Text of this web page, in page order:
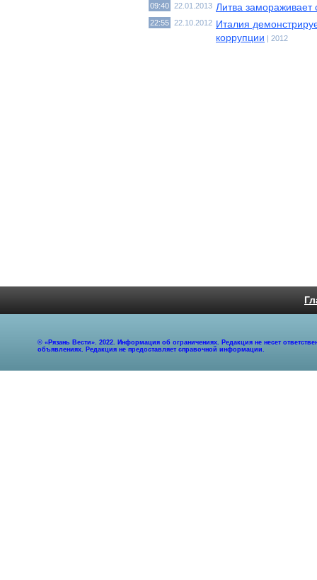
09:40 22.01.2013 Литва замораживает
22:55 22.10.2012 Италия
коррупции | 2012
© «Рязань Вести». 2022. Информация об ограничениях. Редакция не несет
объявлениях. Редакция не предоставляет справочной информации.